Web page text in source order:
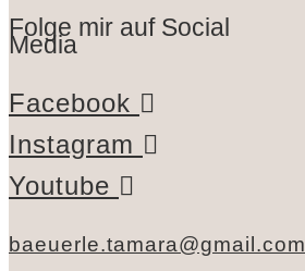
Folge mir auf Social
Media
Facebook
Instagram
Youtube
baeuerle.tamara@gmail.com